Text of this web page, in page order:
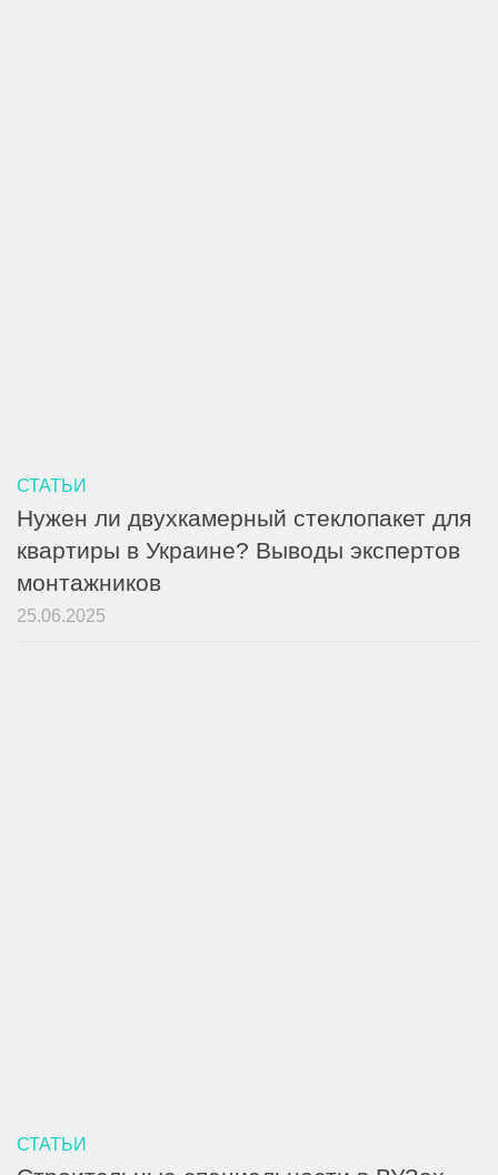
СТАТЬИ
Нужен ли двухкамерный стеклопакет для
квартиры в Украине? Выводы экспертов
монтажников
25.06.2025
СТАТЬИ